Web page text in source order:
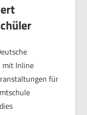
mit Inline
für